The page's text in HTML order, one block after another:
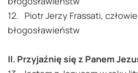
12. Piotr Jerzy Frassati,
błogosławieństw
II. Przyjaźnię się z Panem